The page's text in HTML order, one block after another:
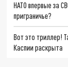
НАТО впервые за
приграничье?
Вот это триллер!
Каспии раскрыта